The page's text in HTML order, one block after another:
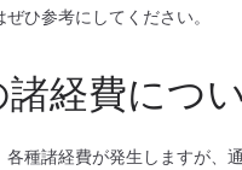
ひ参考にしてください。
経費につ
種諸経費が発生しますが、